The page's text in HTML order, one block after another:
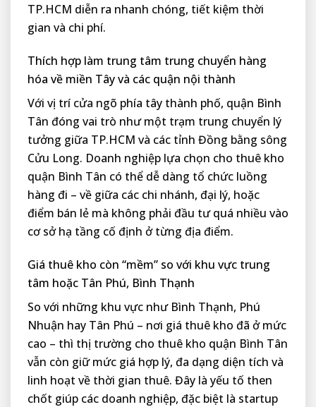
TP.HCM diễn ra nhanh chóng, tiết kiệm thời
gian và chi phí.
Thích hợp làm trung tâm trung chuyển hàng
hóa về miền Tây và các quận nội thành
Với vị trí cửa ngõ phía tây thành phố, quận Bình
Tân đóng vai trò như một trạm trung chuyển lý
tưởng giữa TP.HCM và các tỉnh Đồng bằng sông
Cửu Long. Doanh nghiệp lựa chọn cho thuê kho
quận Bình Tân có thể dễ dàng tổ chức luồng
hàng đi – về giữa các chi nhánh, đại lý, hoặc
điểm bán lẻ mà không phải đầu tư quá nhiều vào
cơ sở hạ tầng cố định ở từng địa điểm.
Giá thuê kho còn “mềm” so với khu vực trung
tâm hoặc Tân Phú, Bình Thạnh
So với những khu vực như Bình Thạnh, Phú
Nhuận hay Tân Phú – nơi giá thuê kho đã ở mức
cao – thì thị trường cho thuê kho quận Bình Tân
vẫn còn giữ mức giá hợp lý, đa dạng diện tích và
linh hoạt về thời gian thuê. Đây là yếu tố then
chốt giúp các doanh nghiệp, đặc biệt là startup